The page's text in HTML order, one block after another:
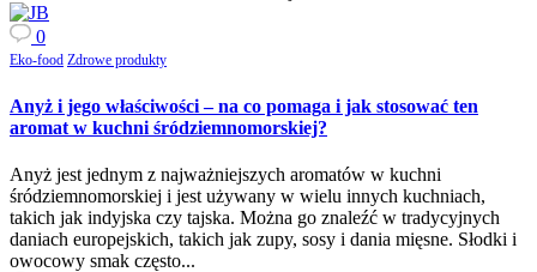
0
Eko-food Zdrowe produkty
Anyż i jego właściwości – na co pomaga i jak stosować ten
aromat w kuchni śródziemnomorskiej?
Anyż jest jednym z najważniejszych aromatów w kuchni
śródziemnomorskiej i jest używany w wielu innych kuchniach,
takich jak indyjska czy tajska. Można go znaleźć w tradycyjnych
daniach europejskich, takich jak zupy, sosy i dania mięsne. Słodki i
owocowy smak często...